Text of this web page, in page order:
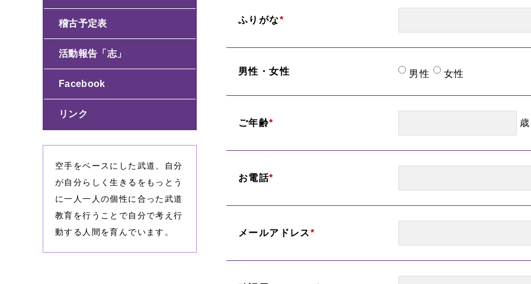
ふりがな*
男性・女性 男性 女性
ご年齢* 歳
お電話*
メールアドレス*
稽古予定表
活動報告「志」
Facebook
リンク
空手をベースにした武道、自分
が自分らしく生きるをもっとう
に一人一人の個性に合った武道
教育を行うことで自分で考え行
動する人間を育んでいます。